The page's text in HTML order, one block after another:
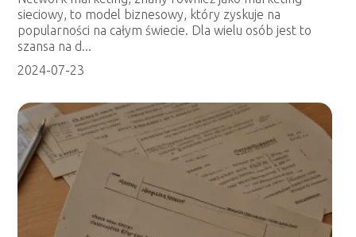
sieciowy, to model biznesowy, który zyskuje na
popularności na całym świecie. Dla wielu osób jest to
szansa na d...
2024-07-23